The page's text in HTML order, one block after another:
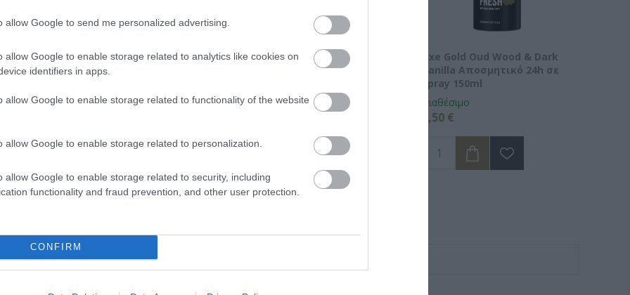
allow Google to send me personalized advertising.
allow Google to enable storage related to analytics like cookies on
identifiers in apps.
allow Google to enable storage related to functionality of the website
allow Google to enable storage related to personalization.
allow Google to enable storage related to security, including
functionality and fraud prevention, and other user protection.
CONFIRM
Plus
την
Axe Apollo Αποσμητικό
150ml
Διαθέσιμο
Axe Black Anti Sweat
Antiperspirant Αποσμητικό
Διαθέσιμο
Axe Gold Oud Wood & Dark
Vanilla Αποσμητικό 24h σε
Spray 150ml
Διαθέσιμο
2,50 €